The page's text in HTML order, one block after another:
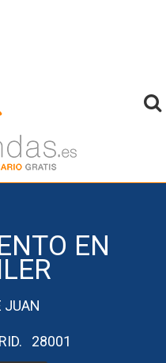
Madrid
EN
JUAN
28001